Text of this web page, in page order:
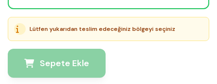
Lütfen yukarıdan teslim edeceğiniz bölgeyi seçiniz
Sepete Ekle